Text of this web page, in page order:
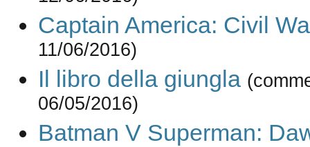
Captain America: Civil
11/06/2016)
Il libro della giungla
06/05/2016)
Batman V Superman: